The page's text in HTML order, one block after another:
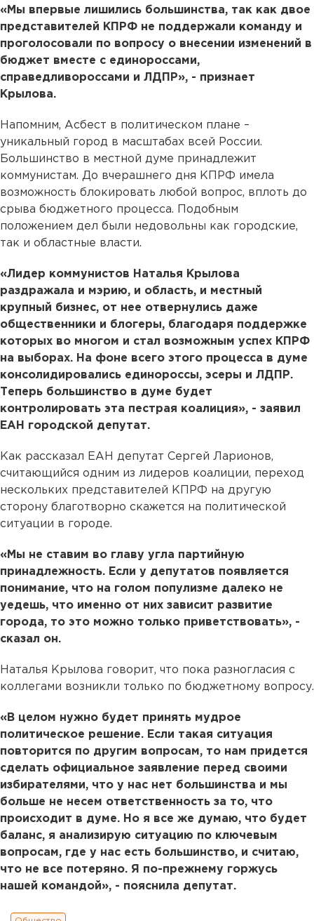
«Мы впервые лишились большинства, так как двое
представителей КПРФ не поддержали команду и
проголосовали по вопросу о внесении изменений в
бюджет вместе с единороссами,
справедливороссами и ЛДПР», - признает
Крылова.
Напомним, Асбест в политическом плане –
уникальный город в масштабах всей России.
Большинство в местной думе принадлежит
коммунистам. До вчерашнего дня КПРФ имела
возможность блокировать любой вопрос, вплоть до
срыва бюджетного процесса. Подобным
положением дел были недовольны как городские,
так и областные власти.
«Лидер коммунистов Наталья Крылова
раздражала и мэрию, и область, и местный
крупный бизнес, от нее отвернулись даже
общественники и блогеры, благодаря поддержке
которых во многом и стал возможным успех КПРФ
на выборах. На фоне всего этого процесса в думе
консолидировались единороссы, эсеры и ЛДПР.
Теперь большинство в думе будет
контролировать эта пестрая коалиция», - заявил
ЕАН городской депутат.
Как рассказал ЕАН депутат Сергей Ларионов,
считающийся одним из лидеров коалиции, переход
нескольких представителей КПРФ на другую
сторону благотворно скажется на политической
ситуации в городе.
«Мы не ставим во главу угла партийную
принадлежность. Если у депутатов появляется
понимание, что на голом популизме далеко не
уедешь, что именно от них зависит развитие
города, то это можно только приветствовать», -
сказал он.
Наталья Крылова говорит, что пока разногласия с
коллегами возникли только по бюджетному вопросу.
«В целом нужно будет принять мудрое
политическое решение. Если такая ситуация
повторится по другим вопросам, то нам придется
сделать официальное заявление перед своими
избирателями, что у нас нет большинства и мы
больше не несем ответственность за то, что
происходит в думе. Но я все же думаю, что будет
баланс, я анализирую ситуацию по ключевым
вопросам, где у нас есть большинство, и считаю,
что не все потеряно. Я по-прежнему горжусь
нашей командой», - пояснила депутат.